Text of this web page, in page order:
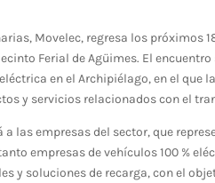
Movelec, regresa los próximos
Ferial de Agüimes. El
en el Archipiélago, en el que
y servicios relacionados con el
a las empresas del sector, que
empresas de vehículos 100 %
y soluciones de recarga, con el